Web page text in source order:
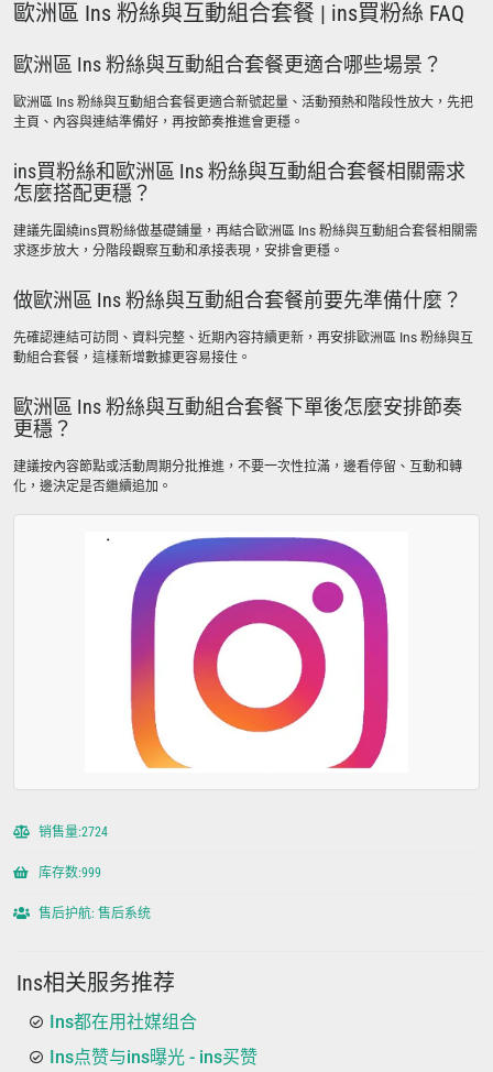
歐洲區 Ins 粉絲與互動組合套餐 | ins買粉絲 FAQ
歐洲區 Ins 粉絲與互動組合套餐更適合哪些場景？
歐洲區 Ins 粉絲與互動組合套餐更適合新號起量、活動預熱和階段性放大，先把
主頁、內容與連結準備好，再按節奏推進會更穩。
ins買粉絲和歐洲區 Ins 粉絲與互動組合套餐相關需求
怎麼搭配更穩？
建議先圍繞ins買粉絲做基礎鋪量，再結合歐洲區 Ins 粉絲與互動組合套餐相關需
求逐步放大，分階段觀察互動和承接表現，安排會更穩。
做歐洲區 Ins 粉絲與互動組合套餐前要先準備什麼？
先確認連結可訪問、資料完整、近期內容持續更新，再安排歐洲區 Ins 粉絲與互
動組合套餐，這樣新增數據更容易接住。
歐洲區 Ins 粉絲與互動組合套餐下單後怎麼安排節奏
更穩？
建議按內容節點或活動周期分批推進，不要一次性拉滿，邊看停留、互動和轉
化，邊決定是否繼續追加。
销售量:2724
库存数:999
售后护航: 售后系统
Ins相关服务推荐
Ins都在用社媒组合
Ins点赞与ins曝光 - ins买赞